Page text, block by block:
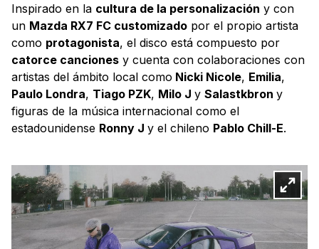
Inspirado en la cultura de la personalización y con
un Mazda RX7 FC customizado por el propio artista
como protagonista, el disco está compuesto por
catorce canciones y cuenta con colaboraciones con
artistas del ámbito local como Nicki Nicole, Emilia,
Paulo Londra, Tiago PZK, Milo J y Salastkbron y
figuras de la música internacional como el
estadounidense Ronny J y el chileno Pablo Chill-E.